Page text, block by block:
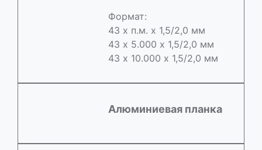
Формат:
43 х п.м. х 1,5/2,0 мм
43 х 5.000 х 1,5/2,0 мм
43 х 10.000 х 1,5/2,0 мм
Алюминиевая планка